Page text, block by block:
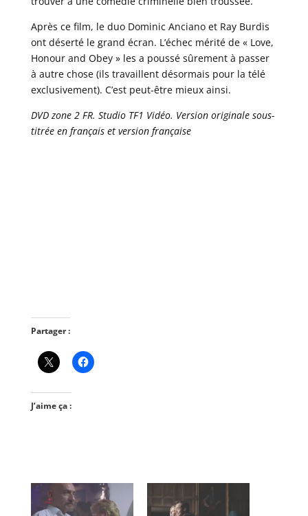
Après ce film, le duo Dominic Anciano et Ray Burdis
ont déserté le grand écran. L’échec mérité de « Love,
Honour and Obey » les a poussé sûrement à passer
à autre chose (ils travaillent désormais pour la télé
exclusivement). C’est peut-être mieux ainsi.
DVD zone 2 FR. Studio TF1 Vidéo. Version originale sous-
titrée en français et version française
Partager :
J’aime ça :